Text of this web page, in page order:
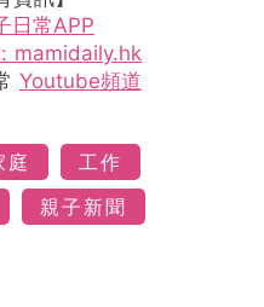
日常APP
mamidaily.hk
Youtube頻道
庭
工作
親子新聞